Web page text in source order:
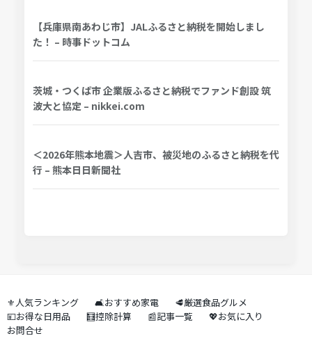
【兵庫県南あわじ市】JALふるさと納税を開始しまし
た！ – 時事ドットコム
茨城・つくば市 企業版ふるさと納税でファンド創設 筑
波大と協定 – nikkei.com
＜2026年熊本地震＞人吉市、被災地のふるさと納税を代
行 – 熊本日日新聞社
⚜️人気ランキング 🛋️おすすめ家電
🥩厳選食品グルメ
💴お得な日用品
🧮控除計算 📰記事一覧
💖お気に入り
お問合せ